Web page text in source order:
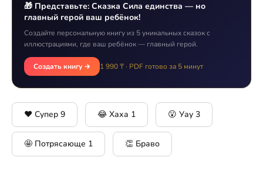
🎁 Представьте: Сказка Сила единства — но
главный герой ваш ребёнок!
Создайте персональную книгу из 5 уникальных сказок с
иллюстрациями, где ваш ребёнок — главный герой.
Создать книгу → 1 990 ₸ · PDF готово за 5 минут
❤️ Супер 9 😂 Хаха 1 😮 Уау 3
🤩 Потрясающе 1 👏 Браво